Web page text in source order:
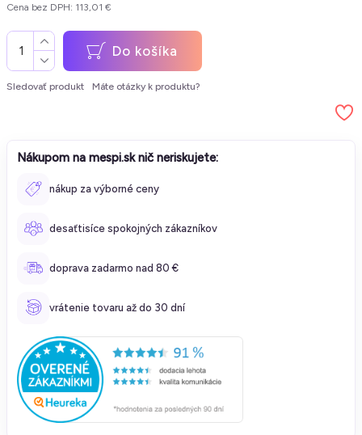
Cena bez DPH: 113,01 €
Do košíka
Sledovať produkt Máte otázky k produktu?
Nákupom na mespi.sk nič neriskujete:
nákup za výborné ceny
desaťtisíce spokojných zákazníkov
doprava zadarmo nad 80 €
vrátenie tovaru až do 30 dní